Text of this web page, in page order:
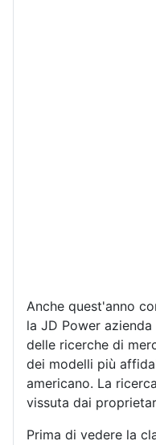
Anche quest'anno
la JD Power
delle ricerche di
dei modelli più
americano. La
vissuta dai
Prima di vedere la